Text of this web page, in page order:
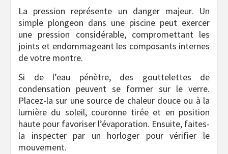
La pression représente un danger majeur. Un
simple plongeon dans une piscine peut exercer
une pression considérable, compromettant les
joints et endommageant les composants internes
de votre montre.
Si de l’eau pénètre, des gouttelettes de
condensation peuvent se former sur le verre.
Placez-la sur une source de chaleur douce ou à la
lumière du soleil, couronne tirée et en position
haute pour favoriser l’évaporation. Ensuite, faites-
la inspecter par un horloger pour vérifier le
mouvement.